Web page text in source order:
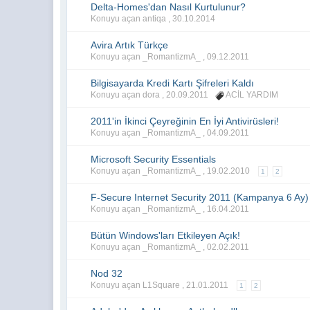
Delta-Homes'dan Nasıl Kurtulunur?
Konuyu açan antiqa ,30.10.2014
Avira Artık Türkçe
Konuyu açan _RomantizmA_ ,09.12.2011
Bilgisayarda Kredi Kartı Şifreleri Kaldı
Konuyu açan dora ,20.09.2011 ACİL YARDIM
2011'in İkinci Çeyreğinin En İyi Antivirüsleri!
Konuyu açan _RomantizmA_ ,04.09.2011
Microsoft Security Essentials
Konuyu açan _RomantizmA_ , 19.02.2010 1 2
F-Secure Internet Security 2011 (Kampanya 6 Ay)
Konuyu açan _RomantizmA_ , 16.04.2011
Bütün Windows'ları Etkileyen Açık!
Konuyu açan _RomantizmA_ ,02.02.2011
Nod 32
Konuyu açan L1Square ,21.01.2011 1 2